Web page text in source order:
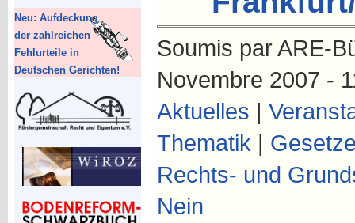
Neu: Aufdeckung
der zahlreichen
Fehlurteile in
Deutschen Gerichten!
Soumis par ARE-
Novembre 2007 -
Aktuelles |
Thematik |
Rechts- und
Nein